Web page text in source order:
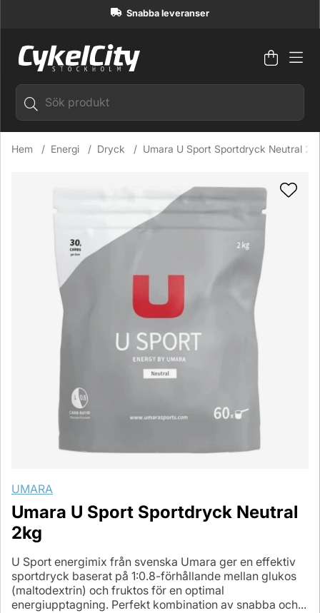
Snabba leveranser
Antal i
.
Hem Energi Dryck Umara U Sport Sportdryck Neutral
UMARA
Umara U Sport Sportdryck Neutral
2kg
U Sport energimix från svenska Umara ger en effektiv
sportdryck baserat på 1:0.8-förhållande mellan glukos
(maltodextrin) och fruktos för en optimal
energiupptagning. Perfekt kombination av snabba och...